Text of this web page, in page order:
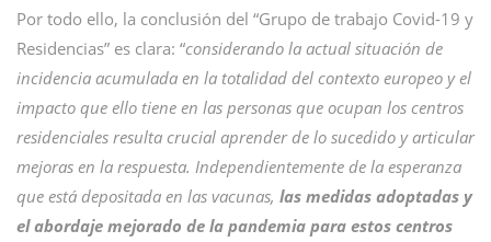
Por todo ello, la conclusión del “Grupo de trabajo Covid-19 y
Residencias” es clara: “considerando la actual situación de
incidencia acumulada en la totalidad del contexto europeo y el
impacto que ello tiene en las personas que ocupan los centros
residenciales resulta crucial aprender de lo sucedido y articular
mejoras en la respuesta. Independientemente de la esperanza
que está depositada en las vacunas, las medidas adoptadas y
el abordaje mejorado de la pandemia para estos centros